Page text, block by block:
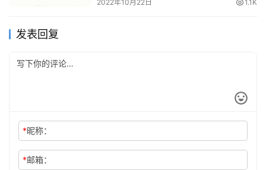
2022年10月22日 1.1K
发表回复
*昵称：
*邮箱：